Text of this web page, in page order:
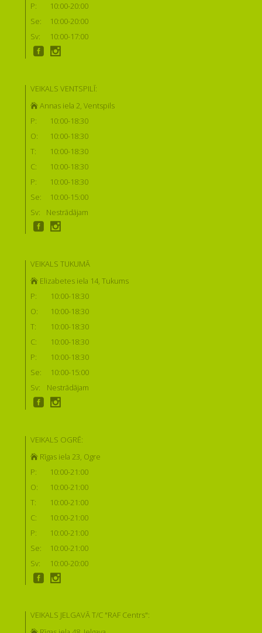
P:
10:00-20:00
Se:
10:00-20:00
Sv:
10:00-17:00
VEIKALS VENTSPILĪ:
Annas iela 2, Ventspils
P:
10:00-18:30
O:
10:00-18:30
T:
10:00-18:30
C:
10:00-18:30
P:
10:00-18:30
Se:
10:00-15:00
Sv:
Nestrādājam
VEIKALS TUKUMĀ
Elizabetes iela 14, Tukums
P:
10:00-18:30
O:
10:00-18:30
T:
10:00-18:30
C:
10:00-18:30
P:
10:00-18:30
Se:
10:00-15:00
Sv:
Nestrādājam
VEIKALS OGRĒ:
Rīgas iela 23, Ogre
P:
10:00-21:00
O:
10:00-21:00
T:
10:00-21:00
C:
10:00-21:00
P:
10:00-21:00
Se:
10:00-21:00
Sv:
10:00-20:00
VEIKALS JELGAVĀ T/C "RAF Centrs":